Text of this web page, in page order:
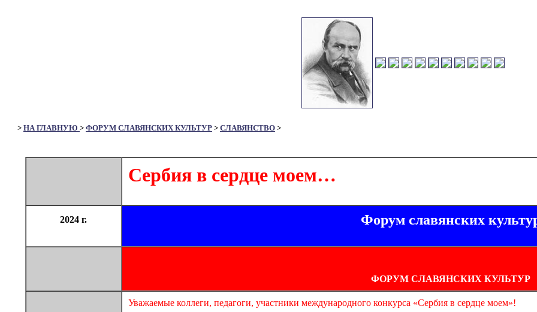
> НА ГЛАВНУЮ > ФОРУМ СЛАВЯНСКИХ КУЛЬТУР > СЛАВЯНСТВО >
Сербия в сердце моем…
2024 г. Форум славянских
ФОРУМ СЛАВЯНСКИХ КУЛЬТУР
Уважаемые коллеги, педагоги, участники международного конкурса «Сербия в сердце моем»!